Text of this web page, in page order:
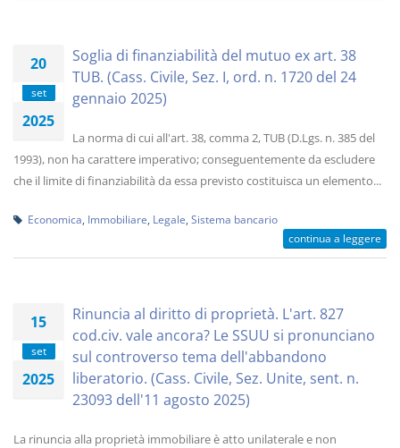
20
set
2025
Soglia di finanziabilità del mutuo ex art. 38
TUB. (Cass. Civile, Sez. I, ord. n. 1720 del 24
gennaio 2025)
La norma di cui all'art. 38, comma 2, TUB (D.Lgs. n. 385 del
1993), non ha carattere imperativo; conseguentemente da escludere
che il limite di finanziabilità da essa previsto costituisca un elemento...
Economica Immobiliare Legale Sistema bancario
continua a leggere
15
set
2025
Rinuncia al diritto di proprietà. L'art. 827
cod.civ. vale ancora? Le SSUU si pronunciano
sul controverso tema dell'abbandono
liberatorio. (Cass. Civile, Sez. Unite, sent. n.
23093 dell'11 agosto 2025)
La rinuncia alla proprietà immobiliare è atto unilaterale e non